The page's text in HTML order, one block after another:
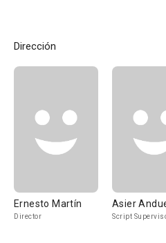
Dirección
Ernesto Martín
Director
Asier
Script